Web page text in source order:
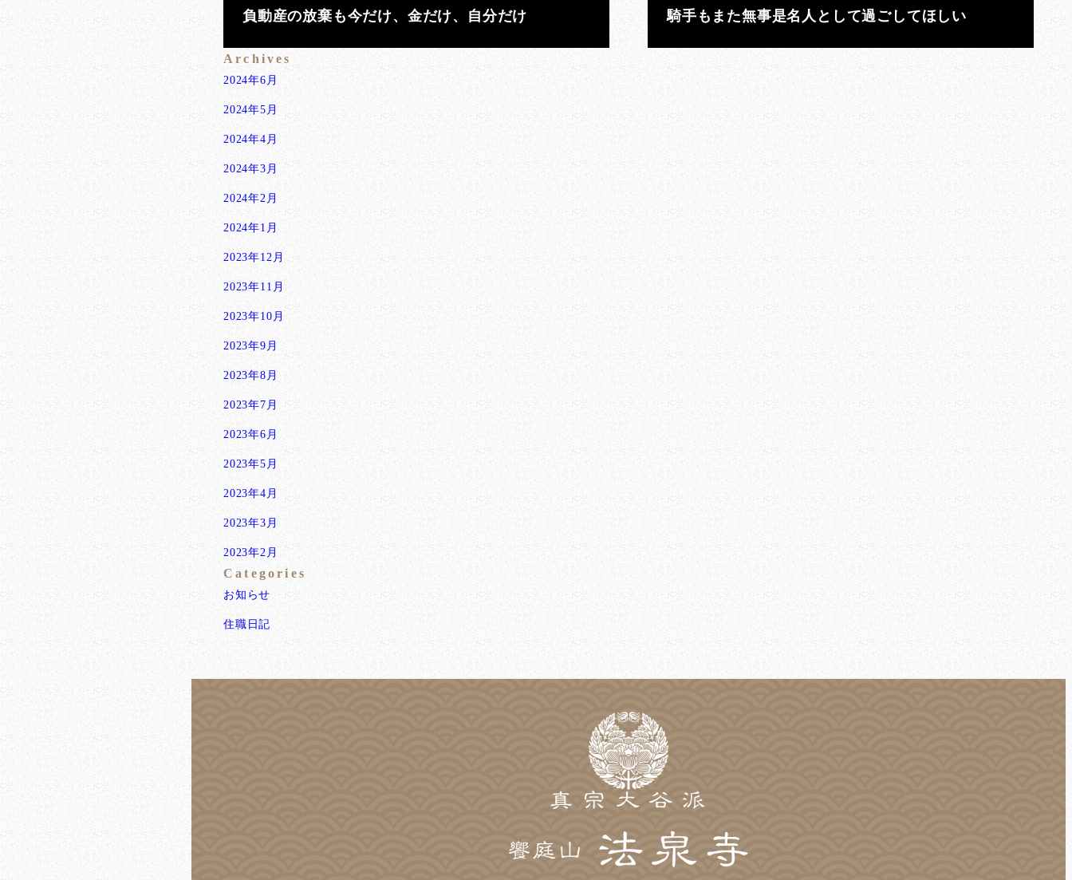
負動産の放棄も今だけ、金だけ、自分だけ 騎手もまた無事是名人として過ごしてほしい
Archives
2024年6月
2024年5月
2024年4月
2024年3月
2024年2月
2024年1月
2023年12月
2023年11月
2023年10月
2023年9月
2023年8月
2023年7月
2023年6月
2023年5月
2023年4月
2023年3月
2023年2月
Categories
お知らせ
住職日記